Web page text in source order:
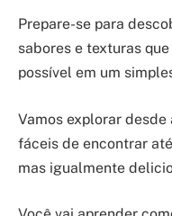
Prepare-se para
sabores e texturas
possível em um
Vamos explorar
fáceis de encontrar
mas igualmente